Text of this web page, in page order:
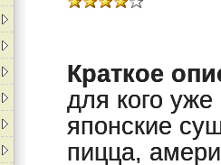
Краткое
для кого
японские
пицца,